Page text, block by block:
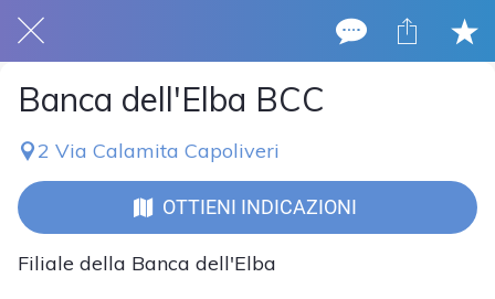
Banca dell'Elba BCC
2 Via Calamita Capoliveri
OTTIENI INDICAZIONI
Filiale della Banca dell'Elba